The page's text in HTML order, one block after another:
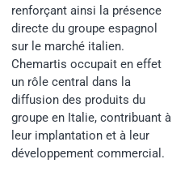
renforçant ainsi la présence
directe du groupe espagnol
sur le marché italien.
Chemartis occupait en effet
un rôle central dans la
diffusion des produits du
groupe en Italie, contribuant à
leur implantation et à leur
développement commercial.